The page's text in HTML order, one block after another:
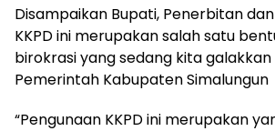
Disampaikan Bupati, Penerbitan
KKPD ini merupakan salah satu
birokrasi yang sedang kita
Pemerintah Kabupaten Simalungun
“Pengunaan KKPD ini merupakan